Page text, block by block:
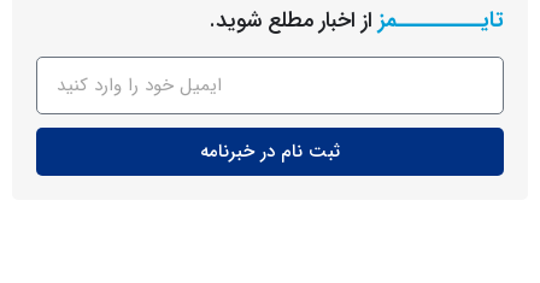
از اخبار مطلع شوید.
ثبت نام در خبرنامه